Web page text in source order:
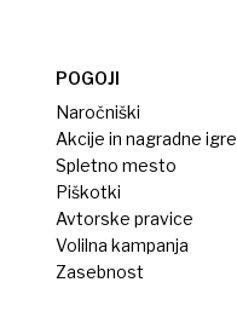
POGOJI
Naročniški
Akcije in nagradne igre
Spletno mesto
Piškotki
Avtorske pravice
Volilna kampanja
Zasebnost